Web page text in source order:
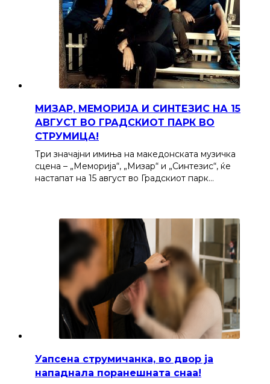
МИЗАР, МЕМОРИЈА И СИНТЕЗИС НА 15
АВГУСТ ВО ГРАДСКИОТ ПАРК ВО
СТРУМИЦА!
Три значајни имиња на македонската музичка
сцена – „Меморија“, „Мизар“ и „Синтезис“, ќе
настапат на 15 август во Градскиот парк…
Уапсена струмичанка, во двор ја
нападнала поранешната снаа!